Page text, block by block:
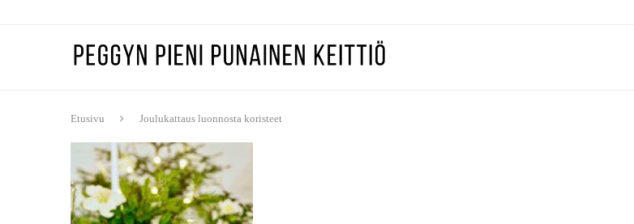
Etusivu Joulukattaus luonnosta koristeet